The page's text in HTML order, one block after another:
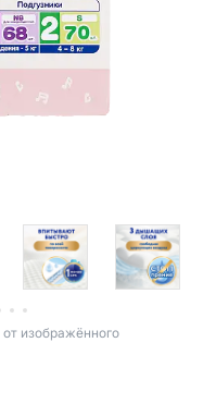
изображённого